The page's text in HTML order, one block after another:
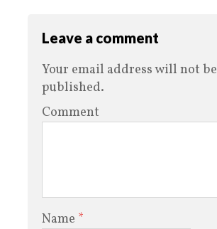
Leave a comment
Your email address will not be
published.
Comment
Name *